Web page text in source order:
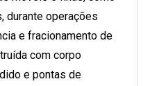
durante operações
e fracionamento de
com corpo
e pontas de